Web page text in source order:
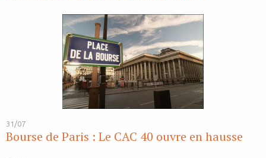
31/07
Bourse de Paris : Le CAC 40 ouvre en hausse